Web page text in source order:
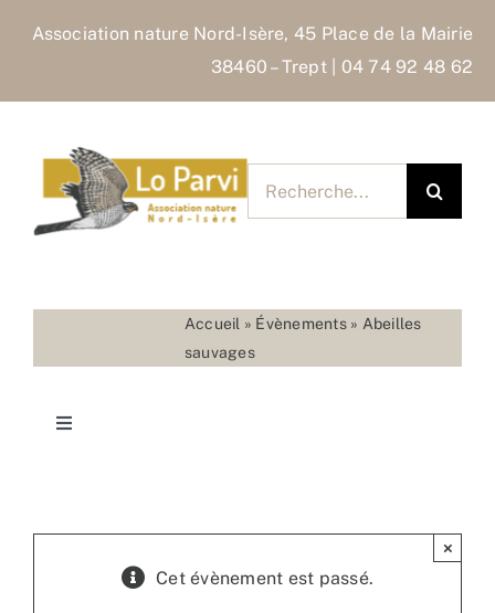
Association nature Nord-Isère, 45 Place de la Mairie
38460 – Trept | 04 74 92 48 62
Accueil » Évènements» Abeilles
sauvages
Toggle
Cet évènement est passé.
×